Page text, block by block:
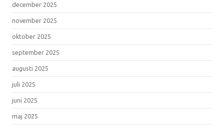
december 2025
november 2025
oktober 2025
september 2025
augusti 2025
juli 2025
juni 2025
maj 2025